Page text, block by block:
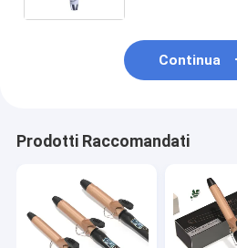
Continua
Prodotti Raccomandati